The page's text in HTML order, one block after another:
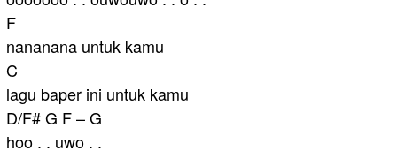
F
nananana untuk kamu
C
lagu baper ini untuk kamu
D/F# G F – G
hoo . . uwo . .